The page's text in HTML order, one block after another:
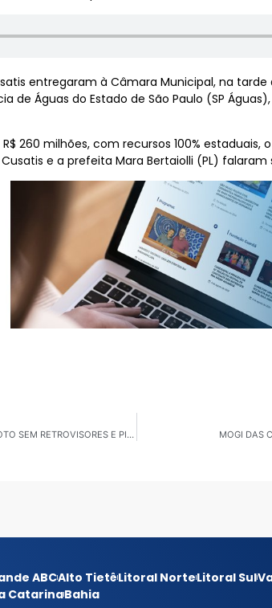
entregaram à Câmara Municipal, na
Águas do Estado de São Paulo (SP
260 milhões, com recursos 100%
e a prefeita Mara Bertaiolli (PL) falaram
SANTA ISABEL: DUPLA É DETIDA APÓS FUGIR DA POLÍCIA EM MOTO SEM RETROVISORES E PILOTO SEM CNH MOGI DAS
ABCAlto TietêLitoral NorteLitoral Sul
CatarinaBahia